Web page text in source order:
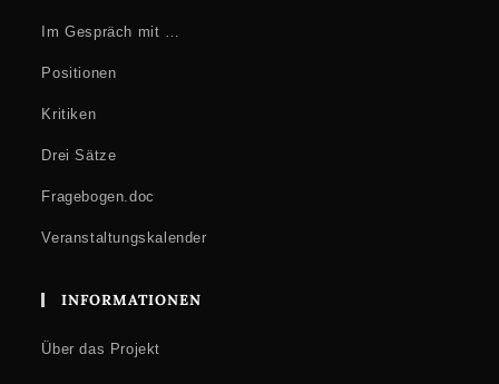
Im Gespräch mit …
Positionen
Kritiken
Drei Sätze
Fragebogen.doc
Veranstaltungskalender
INFORMATIONEN
Über das Projekt